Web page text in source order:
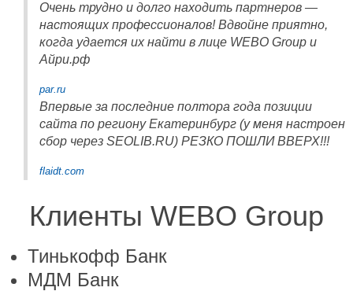
Очень трудно и долго находить партнеров —
настоящих профессионалов! Вдвойне приятно,
когда удается их найти в лице WEBO Group и
Айри.рф
par.ru
Впервые за последние полтора года позиции
сайта по региону Екатеринбург (у меня настроен
сбор через SEOLIB.RU) РЕЗКО ПОШЛИ ВВЕРХ!!!
flaidt.com
Клиенты WEBO Group
Тинькофф Банк
МДМ Банк